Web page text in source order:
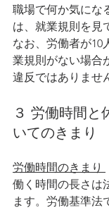
職場で何か気にな
は、就業規則を見
なお、労働者が10
業規則がない場合
違反ではありませ
３ 労働時間と
いてのきまり
労働時間のきまり
働く時間の長さは
ます。労働基準法